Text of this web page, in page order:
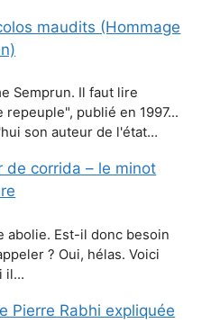
maudits (Hommage
Semprun. Il faut lire
repeuple", publié en 1997...
son auteur de l'état…
de corrida – le minot
abolie. Est-il donc besoin
? Oui, hélas. Voici
il…
Pierre Rabhi expliquée